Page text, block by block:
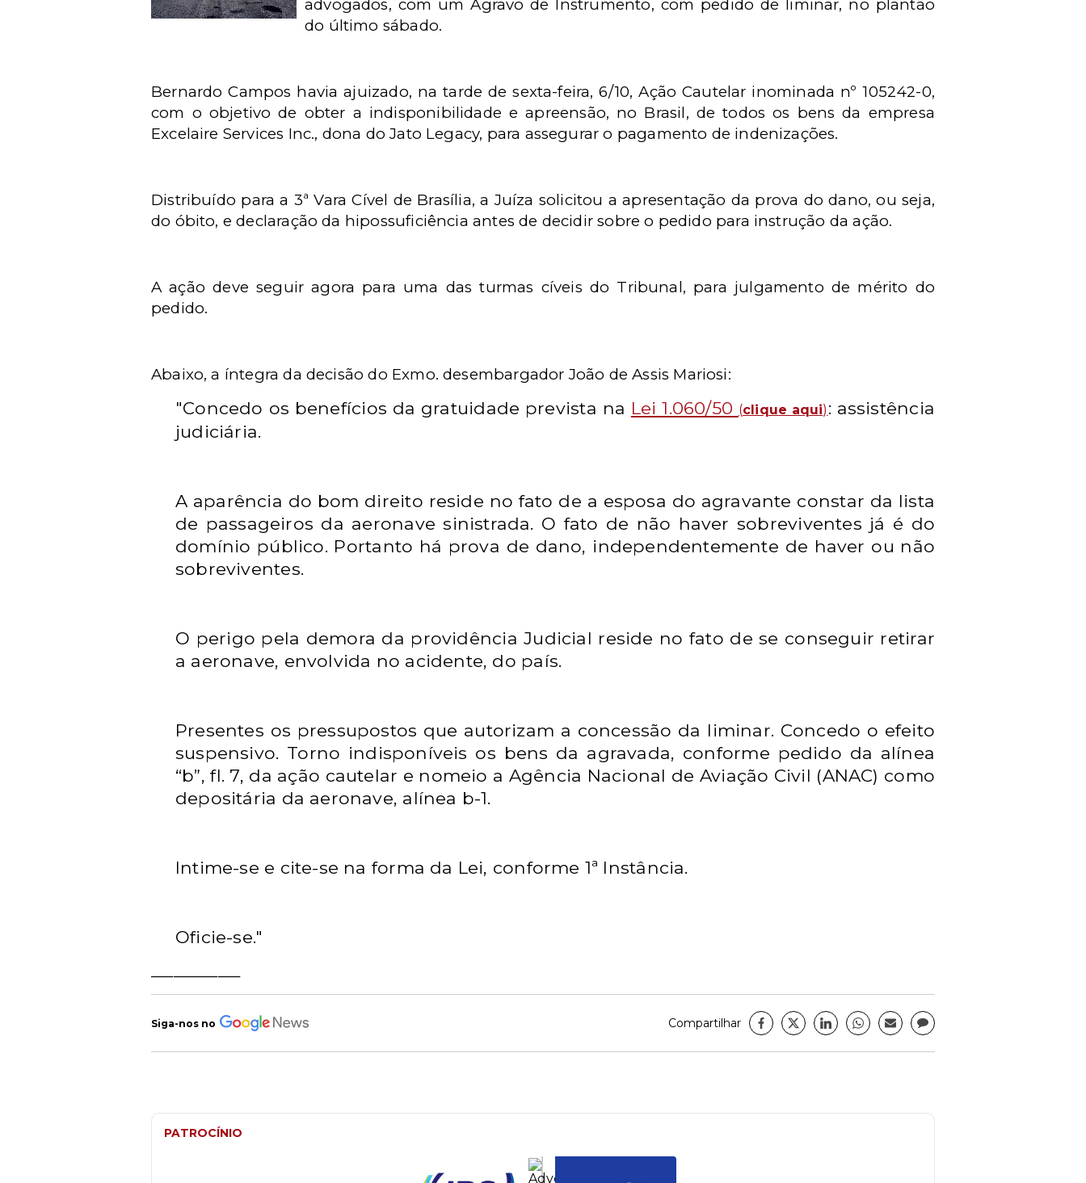
advogados, com um Agravo de Instrumento, com pedido de liminar, no plantão
do último sábado.
Bernardo Campos havia ajuizado, na tarde de sexta-feira, 6/10, Ação Cautelar inominada nº 105242-0,
com o objetivo de obter a indisponibilidade e apreensão, no Brasil, de todos os bens da empresa
Excelaire Services Inc., dona do Jato Legacy, para assegurar o pagamento de indenizações.
Distribuído para a 3ª Vara Cível de Brasília, a Juíza solicitou a apresentação da prova do dano, ou seja,
do óbito, e declaração da hipossuficiência antes de decidir sobre o pedido para instrução da ação.
A ação deve seguir agora para uma das turmas cíveis do Tribunal, para julgamento de mérito do
pedido.
Abaixo, a íntegra da decisão do Exmo. desembargador João de Assis Mariosi:
"Concedo os benefícios da gratuidade prevista na Lei 1.060/50 (clique aqui) : assistência
judiciária.
A aparência do bom direito reside no fato de a esposa do agravante constar da lista
de passageiros da aeronave sinistrada. O fato de não haver sobreviventes já é do
domínio público. Portanto há prova de dano, independentemente de haver ou não
sobreviventes.
O perigo pela demora da providência Judicial reside no fato de se conseguir retirar
a aeronave, envolvida no acidente, do país.
Presentes os pressupostos que autorizam a concessão da liminar. Concedo o efeito
suspensivo. Torno indisponíveis os bens da agravada, conforme pedido da alínea
“b”, fl. 7, da ação cautelar e nomeio a Agência Nacional de Aviação Civil (ANAC) como
depositária da aeronave, alínea b-1.
Intime-se e cite-se na forma da Lei, conforme 1ª Instância.
Oficie-se."
Siga-nos no Compartilhar
PATROCÍNIO